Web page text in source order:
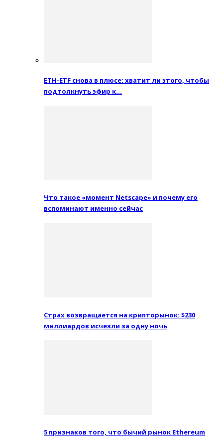
ETH-ETF снова в плюсе: хватит ли этого, чтобы
подтолкнуть эфир к…
Что такое «момент Netscape» и почему его
вспоминают именно сейчас
Страх возвращается на крипторынок: $230
миллиардов исчезли за одну ночь
5 признаков того, что бычий рынок Ethereum